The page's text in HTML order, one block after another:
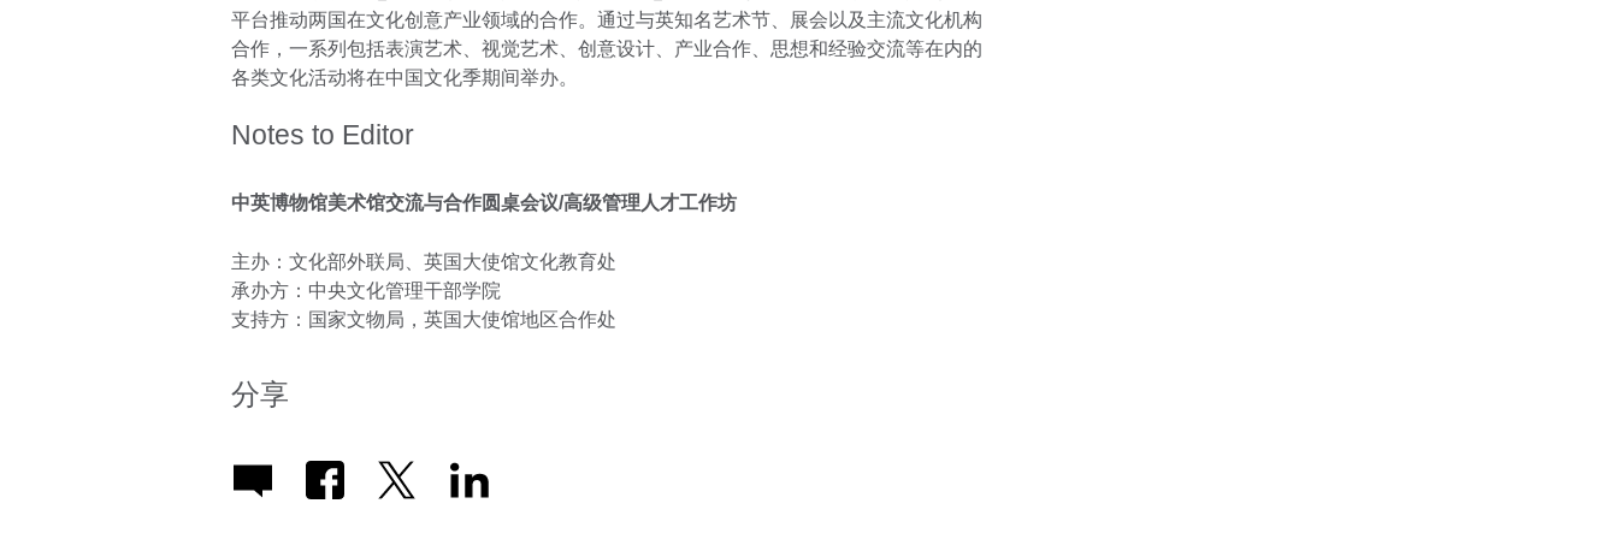
平台推动两国在文化创意产业领域的合作。通过与英知名艺术节、展会以及主流文化机构
合作，一系列包括表演艺术、视觉艺术、创意设计、产业合作、思想和经验交流等在内的
各类文化活动将在中国文化季期间举办。
Notes to Editor
中英博物馆美术馆交流与合作圆桌会议/高级管理人才工作坊
主办：文化部外联局、英国大使馆文化教育处
承办方：中央文化管理干部学院
支持方：国家文物局，英国大使馆地区合作处
分享